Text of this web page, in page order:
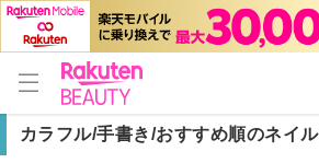
カラフル/手書き/おすすめ順のネイ